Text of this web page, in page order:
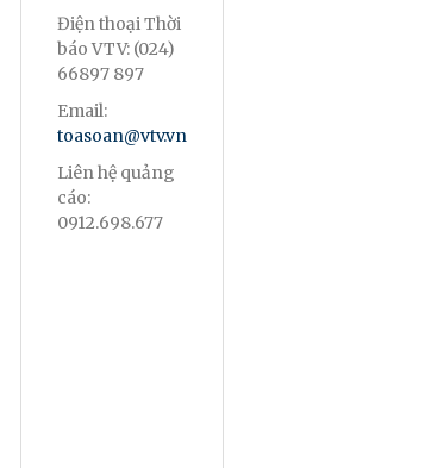
Điện thoại Thời
báo VTV: (024)
66897 897
Email:
toasoan@vtv.vn
Liên hệ quảng
cáo:
0912.698.677